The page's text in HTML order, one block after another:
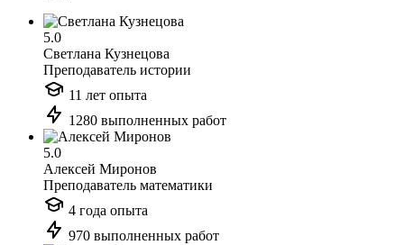
5.0
Светлана Кузнецова
Преподаватель истории
11 лет опыта
1280 выполненных работ
5.0
Алексей Миронов
Преподаватель математики
4 года опыта
970 выполненных работ